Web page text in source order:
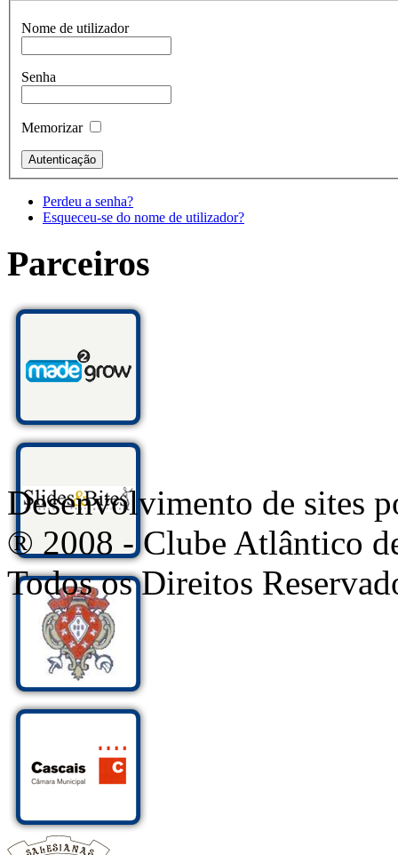
Nome de utilizador
Senha
Memorizar
Perdeu a senha?
Esqueceu-se do nome de utilizador?
Parceiros
Desenvolvimento de sites
® 2008 - Clube Atlântico
Todos os Direitos